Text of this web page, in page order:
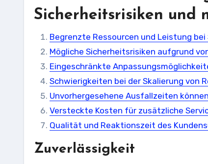
Sicherheitsrisiken und
Begrenzte Ressourcen und Leistung
Mögliche Sicherheitsrisiken aufgrund
Eingeschränkte
Schwierigkeiten bei der Skalierung von
Unvorhergesehene Ausfallzeiten
Versteckte Kosten für zusätzliche
Qualität und Reaktionszeit des
Zuverlässigkeit